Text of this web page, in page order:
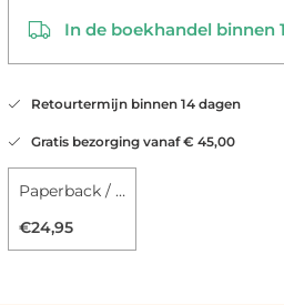
In de boekhandel binnen
Retourtermijn binnen 14 dagen
Gratis bezorging vanaf € 45,00
Paperback / softback
€24,95